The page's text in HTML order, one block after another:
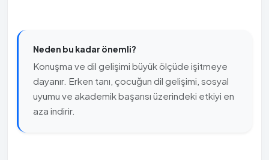
Neden bu kadar önemli?
Konuşma ve dil gelişimi büyük ölçüde işitmeye
dayanır. Erken tanı, çocuğun dil gelişimi, sosyal
uyumu ve akademik başarısı üzerindeki etkiyi en
aza indirir.